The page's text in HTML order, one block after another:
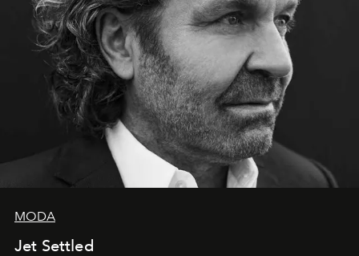
MODA
Jet Settled